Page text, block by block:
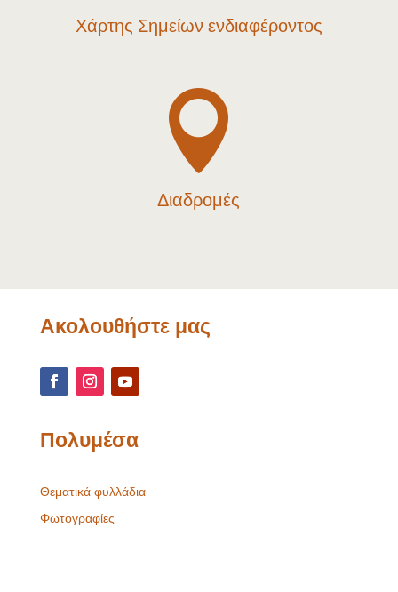
Χάρτης Σημείων ενδιαφέροντος

Διαδρομές
Ακολουθήστε μας
Πολυμέσα
Θεματικά φυλλάδια
Φωτογραφίες